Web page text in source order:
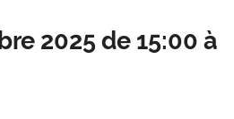
2025 de 15:00 à